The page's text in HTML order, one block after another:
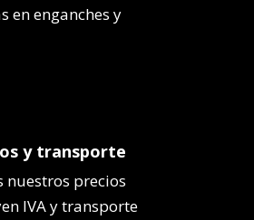
en enganches y
y transporte
nuestros precios
IVA y transporte